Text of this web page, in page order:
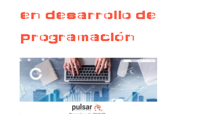
en desarrollo de
programación